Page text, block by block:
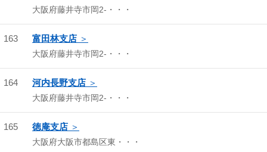
大阪府藤井寺市岡2-・・・
163 富田林支店
大阪府藤井寺市岡2-・・・
164 河内長野支店
大阪府藤井寺市岡2-・・・
165 徳庵支店
大阪府大阪市都島区東・・・